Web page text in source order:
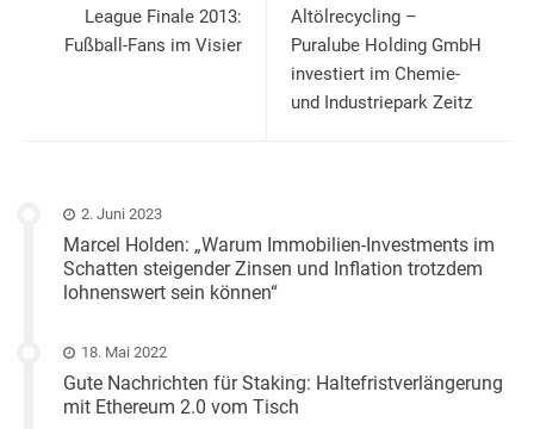
League Finale 2013:
Fußball-Fans im Visier
Altölrecycling –
Puralube Holding GmbH
investiert im Chemie-
und Industriepark Zeitz
2. Juni 2023
Marcel Holden: „Warum Immobilien-Investments im
Schatten steigender Zinsen und Inflation trotzdem
lohnenswert sein können“
18. Mai 2022
Gute Nachrichten für Staking: Haltefristverlängerung
mit Ethereum 2.0 vom Tisch